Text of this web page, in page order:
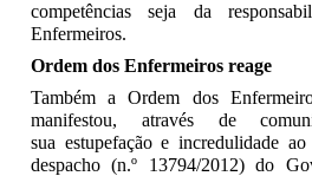
competências seja da
Enfermeiros.
Ordem dos Enfermeiros reage
Também a Ordem dos
manifestou, através de
sua estupefação e incredulidade
despacho (n.º 13794/2012) do